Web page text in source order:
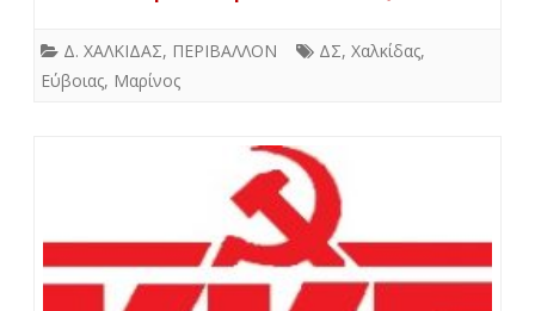
Δ. ΧΑΛΚΙΔΑΣ, ΠΕΡΙΒΑΛΛΟΝ ΔΣ, Χαλκίδας,
Εύβοιας, Μαρίνος